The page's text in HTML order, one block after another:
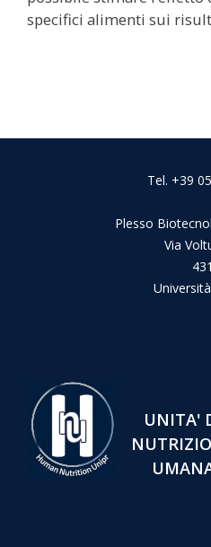
specifici alimenti sui
Tel. +39
Plesso
Via
UNITA'